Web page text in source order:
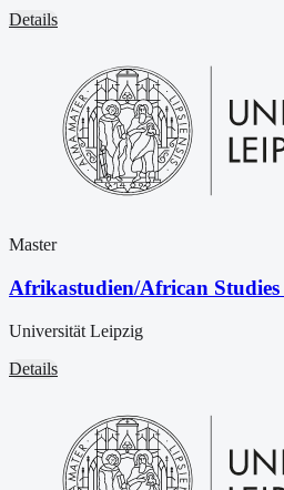
Details
Master
Afrikastudien/African
Universität Leipzig
Details